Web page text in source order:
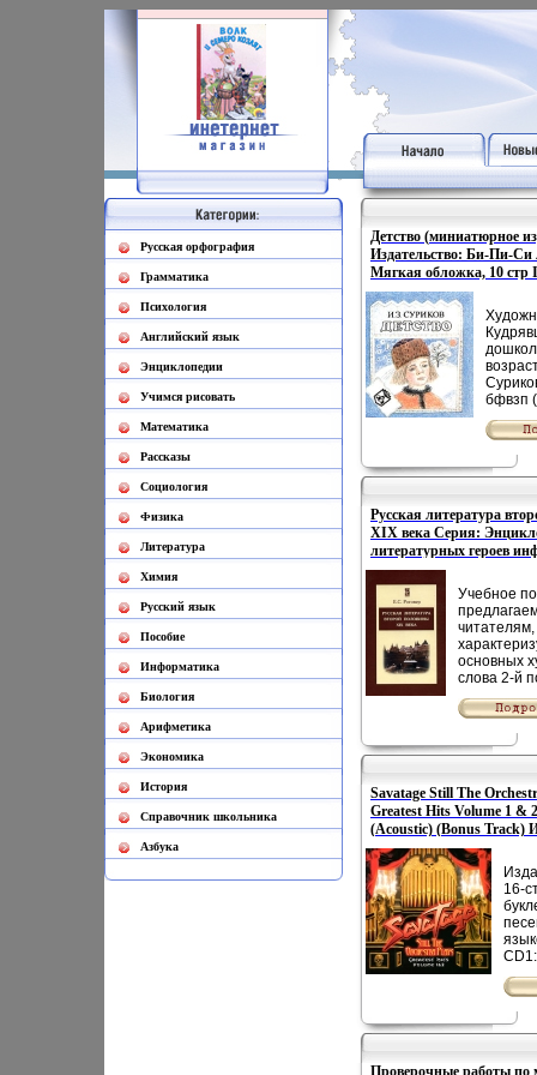
Русская орфография
Грамматика
Психология
Английский язык
Энциклопедии
Учимся рисовать
Математика
Рассказы
Социология
Физика
Литература
Химия
Русский язык
Пособие
Информатика
Биология
Арифметика
Экономика
История
Cправочник школьника
Азбука
Детство (миниатюрное
Издательство: Би-Пи-Си
Мягкая обложка, 10 стр
0108-8 Тираж: 1000000
75x90 инфо 4201l.
бфвзп
Русская литература
XIX века Серия:
литературных героев
Учебное
читателям,
основных
слова 2-й
XIX века
наследие
которые
школьных
Другие
критиков
двух
емких
стремился
повторять
сведения,
уже
класса, а
Savatage Still The
Greatest Hits Volume 1 &
(Acoustic) (Bonus Track)
"Savatage" инфо 4223l.
16-
The
Проверочные работы по